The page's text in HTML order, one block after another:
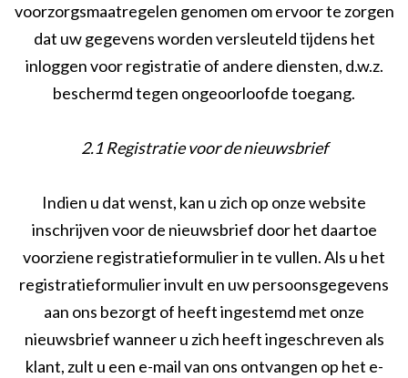
voorzorgsmaatregelen genomen om ervoor te zorgen
dat uw gegevens worden versleuteld tijdens het
inloggen voor registratie of andere diensten, d.w.z.
beschermd tegen ongeoorloofde toegang.
2.1 Registratie voor de nieuwsbrief
Indien u dat wenst, kan u zich op onze website
inschrijven voor de nieuwsbrief door het daartoe
voorziene registratieformulier in te vullen. Als u het
registratieformulier invult en uw persoonsgegevens
aan ons bezorgt of heeft ingestemd met onze
nieuwsbrief wanneer u zich heeft ingeschreven als
klant, zult u een e-mail van ons ontvangen op het e-